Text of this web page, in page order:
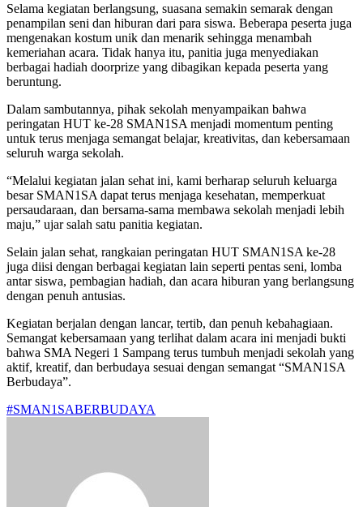
Selama kegiatan berlangsung, suasana semakin semarak dengan
penampilan seni dan hiburan dari para siswa. Beberapa peserta juga
mengenakan kostum unik dan menarik sehingga menambah
kemeriahan acara. Tidak hanya itu, panitia juga menyediakan
berbagai hadiah doorprize yang dibagikan kepada peserta yang
beruntung.
Dalam sambutannya, pihak sekolah menyampaikan bahwa
peringatan HUT ke-28 SMAN1SA menjadi momentum penting
untuk terus menjaga semangat belajar, kreativitas, dan kebersamaan
seluruh warga sekolah.
“Melalui kegiatan jalan sehat ini, kami berharap seluruh keluarga
besar SMAN1SA dapat terus menjaga kesehatan, memperkuat
persaudaraan, dan bersama-sama membawa sekolah menjadi lebih
maju,” ujar salah satu panitia kegiatan.
Selain jalan sehat, rangkaian peringatan HUT SMAN1SA ke-28
juga diisi dengan berbagai kegiatan lain seperti pentas seni, lomba
antar siswa, pembagian hadiah, dan acara hiburan yang berlangsung
dengan penuh antusias.
Kegiatan berjalan dengan lancar, tertib, dan penuh kebahagiaan.
Semangat kebersamaan yang terlihat dalam acara ini menjadi bukti
bahwa SMA Negeri 1 Sampang terus tumbuh menjadi sekolah yang
aktif, kreatif, dan berbudaya sesuai dengan semangat “SMAN1SA
Berbudaya”.
#SMAN1SABERBUDAYA